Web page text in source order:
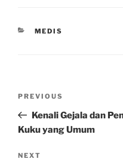
CATEGORIES
MEDIS
Previous
Post
PREVIOUS
Kenali Gejala dan
Kuku yang Umum
Next
NEXT